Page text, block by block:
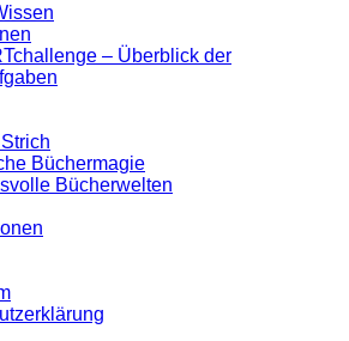
– Überblick der
Büchermagie
Bücherwelten